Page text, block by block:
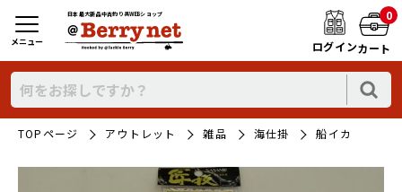
日本最大新品中古釣り具WEBショップ
ログイン
0
カート
メニュー
TOPページ アウトレット 雑品 海仕掛 船イカ